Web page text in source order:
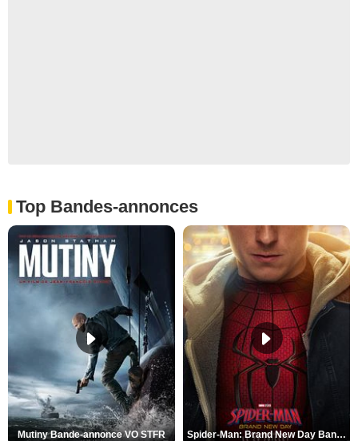
Top Bandes-annonces
Mutiny Bande-annonce VO STFR Spider-Man: Brand New Day Bande-annonce VO STFR